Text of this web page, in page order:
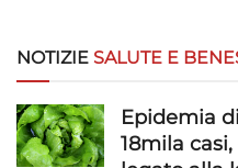
NOTIZIE SALUTE E
Epidemia
18mila